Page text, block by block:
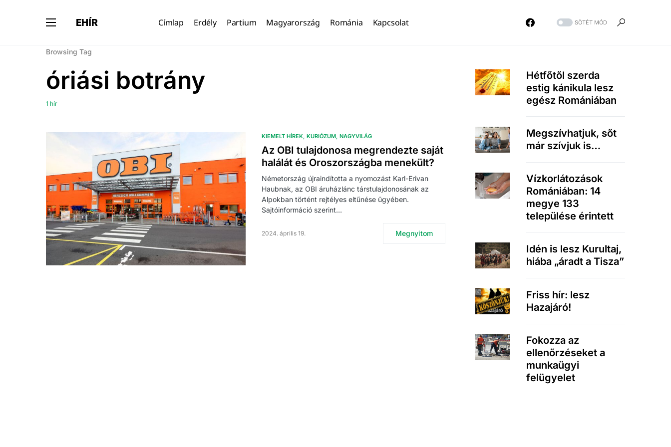
EHÍR Címlap Erdély Partium Magyarország Románia Kapcsolat SÖTÉT MÓD
Browsing Tag
óriási botrány
1 hír
KIEMELT HÍREK KURIÓZUM NAGYVILÁG
Az OBI tulajdonosa megrendezte saját
halálát és Oroszországba menekült?
Németország újraindította a nyomozást Karl-Erivan
Haubnak, az OBI áruházlánc társtulajdonosának az
Alpokban történt rejtélyes eltűnése ügyében.
Sajtóinformáció szerint…
2024. április 19. Megnyitom
Hétfőtől szerda
estig kánikula lesz
egész Romániában
Megszívhatjuk, sőt
már szívjuk is…
Vízkorlátozások
Romániában: 14
megye 133
települése érintett
Idén is lesz Kurultaj,
hiába „áradt a Tisza”
Friss hír: lesz
Hazajáró!
Fokozza az
ellenőrzéseket a
munkaügyi
felügyelet